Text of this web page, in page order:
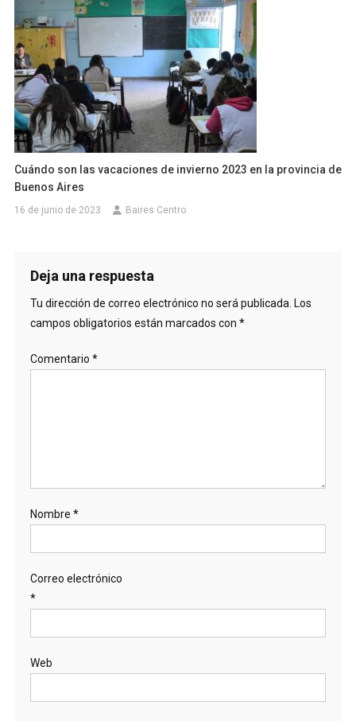
Cuándo son las vacaciones de invierno 2023 en la provincia de
Buenos Aires
16 de junio de 2023 Baires Centro
Deja una respuesta
Tu dirección de correo electrónico no será publicada. Los
campos obligatorios están marcados con *
Comentario *
Nombre *
Correo electrónico
*
Web